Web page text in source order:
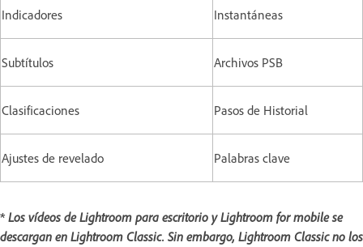
Indicadores Instantáneas
Subtítulos Archivos PSB
Clasificaciones Pasos de Historial
Ajustes de revelado Palabras clave
* Los vídeos de Lightroom para escritorio y Lightroom for mobile se
descargan en Lightroom Classic. Sin embargo, Lightroom Classic no los